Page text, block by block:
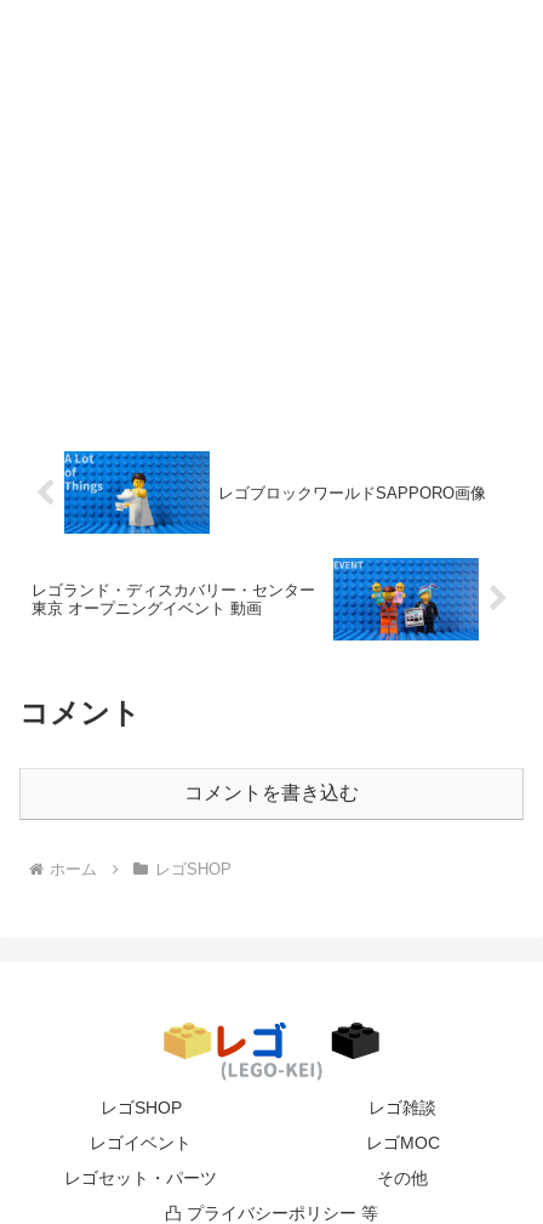
レゴブロックワールドSAPPORO画像
レゴランド・ディスカバリー・センター
東京 オープニングイベント 動画
コメント
コメントを書き込む
ホーム レゴSHOP
レゴSHOP
レゴ雑談
レゴイベント
レゴMOC
レゴセット・パーツ
その他
凸 プライバシーポリシー 等